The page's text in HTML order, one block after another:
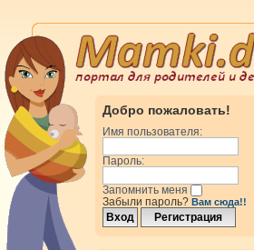
Добро пожаловать!
Имя пользователя:
Пароль:
Запомнить меня
Забыли пароль? Вам сюда!!